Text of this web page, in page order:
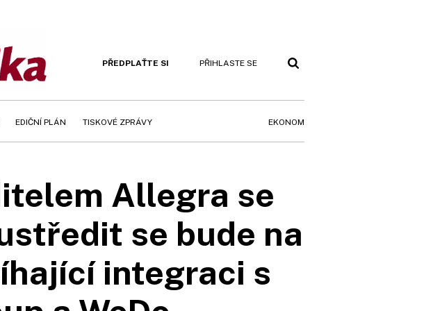
PŘEDPLAŤTE SI PŘIHLASTE SE
EDIČNÍ PLÁN TISKOVÉ ZPRÁVY EKONOM
Allegra se
se bude na
integraci s